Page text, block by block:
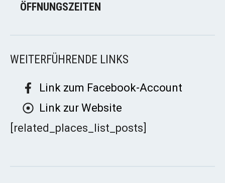
ÖFFNUNGSZEITEN
WEITERFÜHRENDE LINKS
Link zum Facebook-Account
Link zur Website
[related_places_list_posts]